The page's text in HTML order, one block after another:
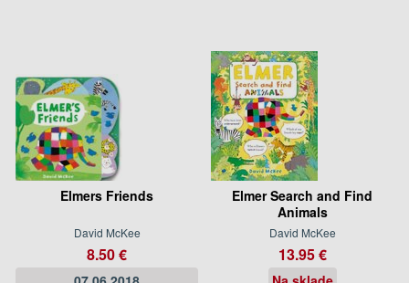
Elmers Friends
David McKee
8.50 €
Elmer Search and Find
Animals
David McKee
13.95 €